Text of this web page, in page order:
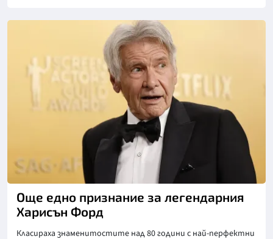
Снимка: БГНЕС
Още едно признание за легендарния
Харисън Форд
Класираха знаменитостите над 80 години с най-перфектни